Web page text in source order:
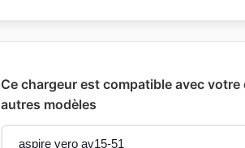
Ce chargeur est compatible avec
autres modèles